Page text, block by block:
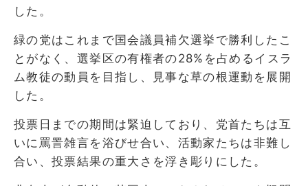
した。
緑の党はこれまで国会議員補欠選挙で勝利したこ
とがなく、選挙区の有権者の28%を占めるイスラ
ム教徒の動員を目指し、見事な草の根運動を展開
した。
投票日までの期間は緊迫しており、党首たちは互
いに罵詈雑言を浴びせ合い、活動家たちは非難し
合い、投票結果の重大さを浮き彫りにした。